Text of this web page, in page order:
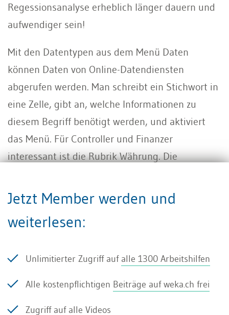
Regessionsanalyse erheblich länger dauern und
aufwendiger sein!
Mit den Datentypen aus dem Menü Daten
können Daten von Online-Datendiensten
abgerufen werden. Man schreibt ein Stichwort in
eine Zelle, gibt an, welche Informationen zu
diesem Begriff benötigt werden, und aktiviert
das Menü. Für Controller und Finanzer
interessant ist die Rubrik Währung. Die
geschriebene Wechselkurspaar (ISO-
anderen möglichen Informationen – (u.a.) den
INC. zur Verfügung gestellt. Bei diesem
Unternehmen handelt es sich um einen
Jetzt Member werden und
weiterlesen:
Unlimitierter Zugriff auf alle 1300 Arbeitshilfen
Alle kostenpflichtigen Beiträge auf weka.ch frei
Zugriff auf alle Videos